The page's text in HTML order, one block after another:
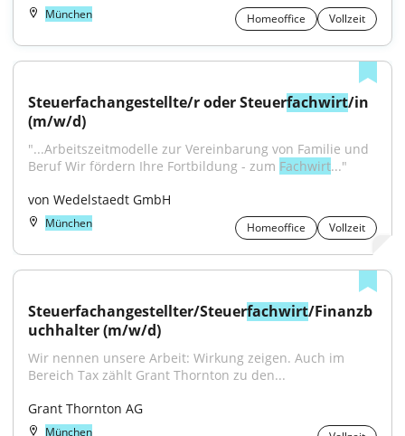
München Homeoffice Vollzeit
Steuerfachangestellte/r oder Steuerfachwirt/in
(m/w/d)
"...Arbeitszeitmodelle zur Vereinbarung von Familie und
Beruf Wir fördern Ihre Fortbildung - zum Fachwirt..."
von Wedelstaedt GmbH
München Homeoffice Vollzeit
Steuerfachangestellter/Steuerfachwirt/Finanzb
uchhalter (m/w/d)
Wir nennen unsere Arbeit: Wirkung zeigen. Auch im
Bereich Tax zählt Grant Thornton zu den...
Grant Thornton AG
München